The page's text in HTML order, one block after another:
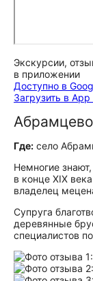
Экскурсии,
в приложении
Доступно в
Загрузить в
Где: село
Немногие
в конце XIX
владелец
Супруга
деревянные
специалистов